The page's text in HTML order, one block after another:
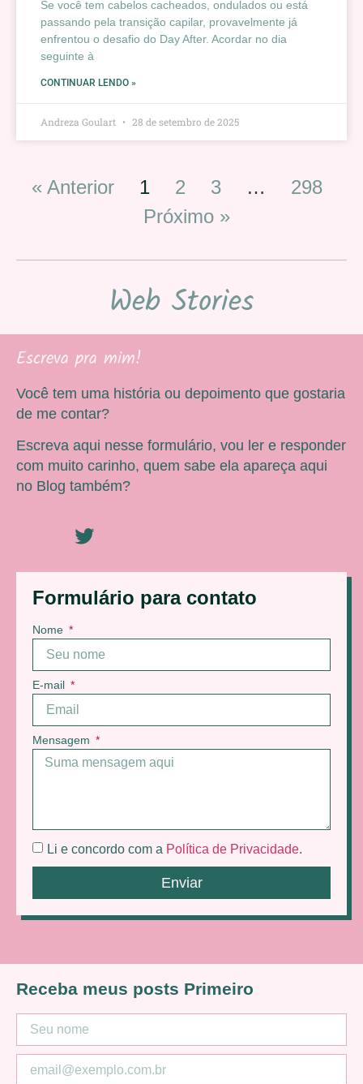
Se você tem cabelos cacheados, ondulados ou está
passando pela transição capilar, provavelmente já
enfrentou o desafio do Day After. Acordar no dia
seguinte à
CONTINUAR LENDO »
Andreza Goulart 28 de setembro de 2025
« Anterior 1 2 3 …
298
Próximo »
Web Stories
Formulário para contato
Nome
E-mail
Mensagem
Li e concordo com a Política de Privacidade.
Enviar
Escreva pra mim!
Você tem uma história ou depoimento que gostaria
de me contar?
Escreva aqui nesse formulário, vou ler e responder
com muito carinho, quem sabe ela apareça aqui
no Blog também?
Receba meus posts Primeiro